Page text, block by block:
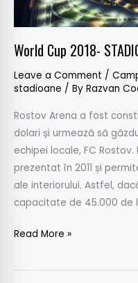
World Cup 2018-
Leave a Comment /
stadioane / By Razvan
Rostov Arena a fost
dolari și urmează să
echipei locale, FC
prezentat în 2011 și
ale interiorului. Astfel,
capacitate de 45.000 de
Read More »